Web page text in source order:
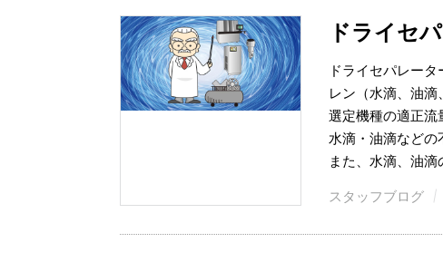
ドライセ
ドライセパレー
レン（水滴、油滴
選定機種の適正流
水滴・油滴などの
また、水滴、油滴
スタッフブログ